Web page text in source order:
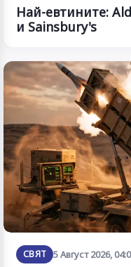
Най-евтините:
и Sainsbury's
СВЯТ 5 Август 2026,